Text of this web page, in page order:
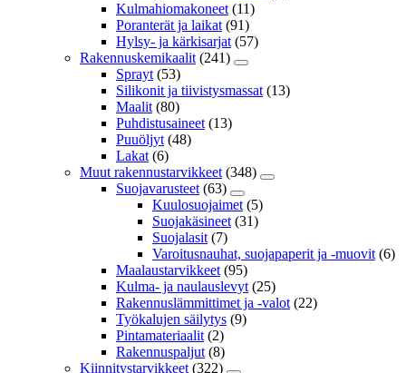
Kulmahiomakoneet (11)
Poranterät ja laikat (91)
Hylsy- ja kärkisarjat (57)
Rakennuskemikaalit (241)
Sprayt (53)
Silikonit ja tiivistysmassat (13)
Maalit (80)
Puhdistusaineet (13)
Puuöljyt (48)
Lakat (6)
Muut rakennustarvikkeet (348)
Suojavarusteet (63)
Kuulosuojaimet (5)
Suojakäsineet (31)
Suojalasit (7)
Varoitusnauhat, suojapaperit ja -muovit (6)
Maalaustarvikkeet (95)
Kulma- ja naulauslevyt (25)
Rakennuslämmittimet ja -valot (22)
Työkalujen säilytys (9)
Pintamateriaalit (2)
Rakennuspaljut (8)
Kiinnitystarvikkeet (322)